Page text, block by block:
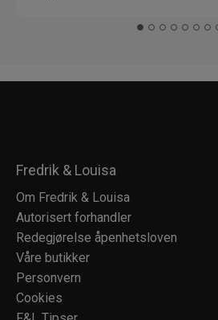
Fredrik & Louisa
Om Fredrik & Louisa
Autorisert forhandler
Redegjørelse åpenhetsloven
Våre butikker
Personvern
Cookies